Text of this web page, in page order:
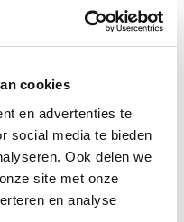
cookies
en advertenties te
social media te bieden
Ook delen we
site met onze
en analyse
gesaneerd en er is
investeringen nog
deze ambities waar
zijn niet realistisch
budget,” zegt hij.
woningen